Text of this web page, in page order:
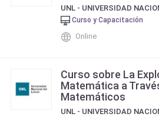
Curso y Capacitación
Online
Curso sobre La
Matemática a
Matemáticos